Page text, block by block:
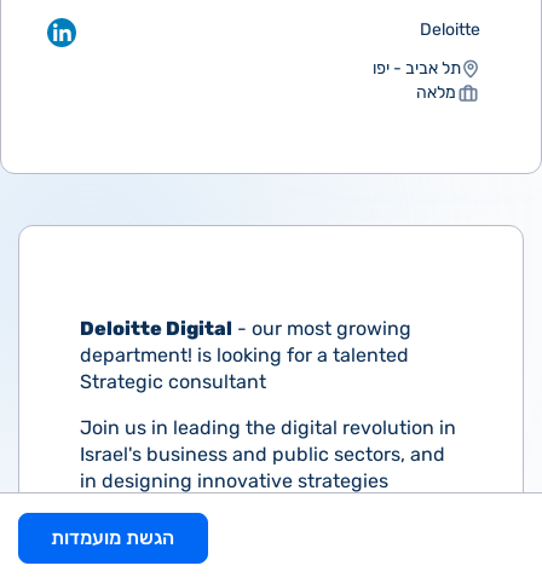
Deloitte
תל אביב - יפו
מלאה
Deloitte Digital - our most growing
department! is looking for a talented
Strategic consultant
Join us in leading the digital revolution in
Israel's business and public sectors, and
in designing innovative strategies
together with leading companies.
Responsibilities
הגשת מועמדות